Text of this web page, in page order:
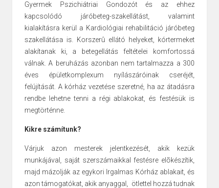
Gyermek Pszichiátriai Gondozót és az ehhez
kapcsolódó járóbeteg-szakellátást, valamint
kialakításra kerül a Kardiológiai rehabilitáció járóbeteg
szakellátása is. Korszerû ellátó helyeket, kórtermeket
alakítanak ki, a betegellátás feltételei komfortossá
válnak. A beruházás azonban nem tartalmazza a 300
éves épületkomplexum nyílászáróinak cseréjét,
felújítását. A kórház vezetése szeretné, ha az átadásra
rendbe lehetne tenni a régi ablakokat, és festésük is
megtörténne.
Kikre számítunk?
Várjuk azon mesterek jelentkezését, akik kezük
munkájával, saját szerszámaikkal festésre elõkészítik,
majd mázolják az egykori Irgalmas Kórház ablakait, és
azon támogatókat, akik anyaggal, ötlettel hozzá tudnak